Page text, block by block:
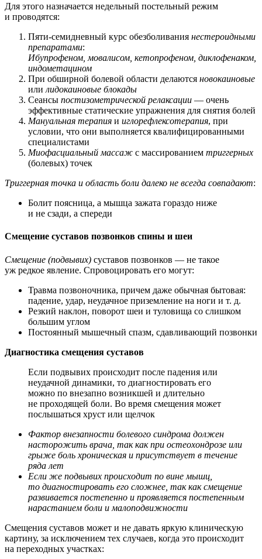
Для этого назначается недельный постельный режим
и проводятся:
Пяти-семидневный курс обезболивания нестероидными
препаратами:
Ибупрофеном, мовалисом, кетопрофеном, диклофенаком,
индометацином
При обширной болевой области делаются новокаиновые
или лидокаиновые блокады
Сеансы постизометрической релаксации — очень
эффективные статические упражнения для снятия болей
Мануальная терапия и иглорефлексотерапия, при
условии, что они выполняется квалифицированными
специалистами
Миофасциальный массаж с массированием триггерных
(болевых) точек
Триггерная точка и область боли далеко не всегда совпадают:
Болит поясница, а мышца зажата гораздо ниже
и не сзади, а спереди
Смещение суставов позвонков спины и шеи
Смещение (подвывих) суставов позвонков — не такое
уж редкое явление. Спровоцировать его могут:
Травма позвоночника, причем даже обычная бытовая:
падение, удар, неудачное приземление на ноги и т. д.
Резкий наклон, поворот шеи и туловища со слишком
большим углом
Постоянный мышечный спазм, сдавливающий позвонки
Диагностика смещения суставов
Если подвывих происходит после падения или
неудачной динамики, то диагностировать его
можно по внезапно возникшей и длительно
не проходящей боли. Во время смещения может
послышаться хруст или щелчок
Фактор внезапности болевого синдрома должен
насторожить врача, так как при остеохондрозе или
грыже боль хроническая и присутствует в течение
ряда лет
Если же подвывих происходит по вине мышц,
то диагностировать его сложнее, так как смещение
развивается постепенно и проявляется постепенным
нарастанием боли и малоподвижности
Смещения суставов может и не давать яркую клиническую
картину, за исключением тех случаев, когда это происходит
на переходных участках: